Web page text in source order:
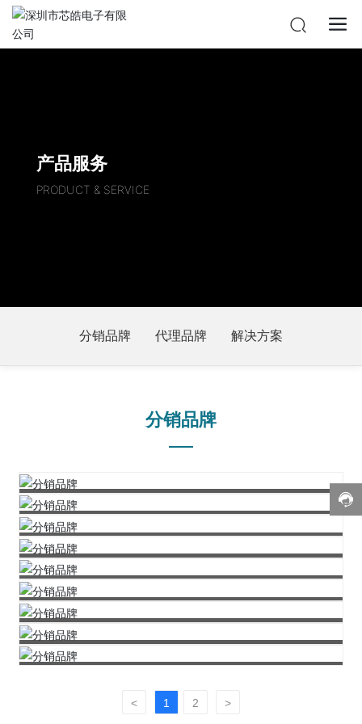
产品服务
PRODUCT & SERVICE
分销品牌 代理品牌 解决方案
分销品牌
简称ADI，是业界广泛认可的数据转换和信号处理技术全
球领先的供应商，模拟器件公司发展、生产、销售高性能
模拟、数字和混合信号ic，用于各类信号处理前在模拟、
数字信号处理用的精密高性能ic方面居领先地位。
简称TI，是全球领先的半导体公司，为现实世界的信号处
理提供创新的数字信号处理（DSP）及模拟器件技术。
Xilinx（赛灵思）是全球领先的可编程逻辑完整解决方案
的供应商，为业界提供最灵活处理器技术，通过灵活应变
的智能计算实现行业的快速创新。
微芯是全球领先的单片机和模拟半导体供应商,为全球数
以千计的消费类产品提供低风险的产品开发、更低的系统
总成本和更快的上市时间。两大产品：PIC8位单片机
（MCU）和高品质的串行EEPROM。
Infineon英飞凌专注于迎接现代社会的三大科技挑战:高
能效、移动性和安全性，为汽车和工业功率器件、芯片卡
和安全应用提供半导体和系统解决方案。英飞凌的产品素
以高可靠性、卓越质量和创新性著称，并在模拟和混合信
恩智浦提供嵌入式技术、边缘处理解决方案及安全连接方
案，覆盖智能汽车、工业自动化、物联网等场景，尤其在
ADAS系统 、电动汽车及跨设备安全连接领域具有市场领
Skyworks Solutions, Inc.是一家成立于1962年的美国
半导体公司，专注于无线通信领域的高性能模拟和混合信
华邦电子 （Winbond）成立于1987年9月，总部位于 中
内存集成电路设计与制造，主要产品包括DRAM 、 闪存
及逻辑集成电路 ，广泛应用于消费电子、车用电子等领
安纳州 ，是全球领先的电子连接器制造商。公司专注于
提供高速、高密度和微型连接器解决方案，产品涵盖微间
< 1 2 >